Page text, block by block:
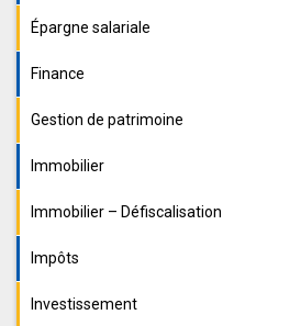
Épargne salariale
Finance
Gestion de patrimoine
Immobilier
Immobilier – Défiscalisation
Impôts
Investissement